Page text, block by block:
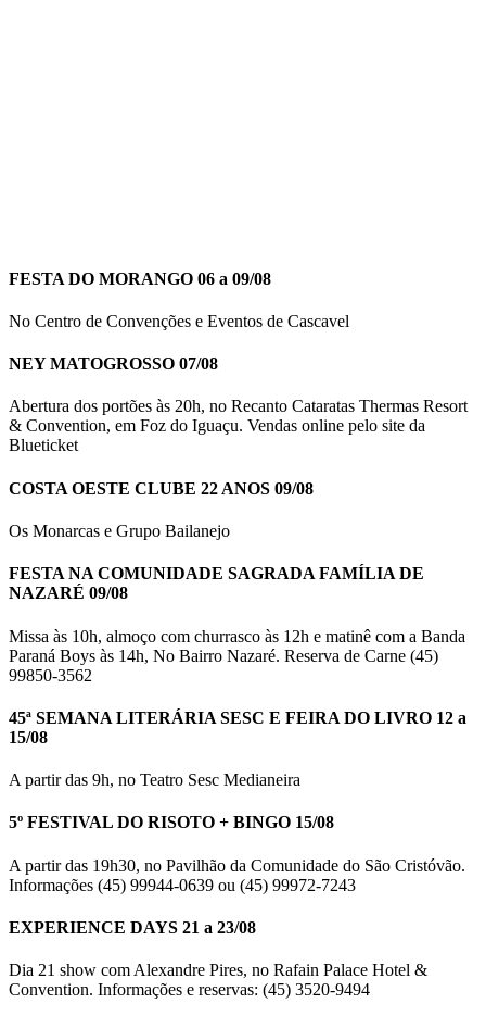
FESTA DO MORANGO 06 a 09/08
No Centro de Convenções e Eventos de Cascavel
NEY MATOGROSSO 07/08
Abertura dos portões às 20h, no Recanto Cataratas Thermas Resort
& Convention, em Foz do Iguaçu. Vendas online pelo site da
Blueticket
COSTA OESTE CLUBE 22 ANOS 09/08
Os Monarcas e Grupo Bailanejo
FESTA NA COMUNIDADE SAGRADA FAMÍLIA DE
NAZARÉ 09/08
Missa às 10h, almoço com churrasco às 12h e matinê com a Banda
Paraná Boys às 14h, No Bairro Nazaré. Reserva de Carne (45)
99850-3562
45ª SEMANA LITERÁRIA SESC E FEIRA DO LIVRO 12 a
15/08
A partir das 9h, no Teatro Sesc Medianeira
5º FESTIVAL DO RISOTO + BINGO 15/08
A partir das 19h30, no Pavilhão da Comunidade do São Cristóvão.
Informações (45) 99944-0639 ou (45) 99972-7243
EXPERIENCE DAYS 21 a 23/08
Dia 21 show com Alexandre Pires, no Rafain Palace Hotel &
Convention. Informações e reservas: (45) 3520-9494